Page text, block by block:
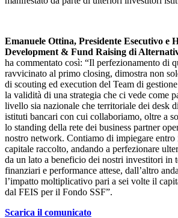
Emanuele Ottina, Presidente Esecutivo e
Development & Fund Raising di
ha commentato così: “Il perfezionamento di
ravvicinato al primo closing, dimostra non
di scouting ed execution del Team di
la validità di una strategia che ci vede come
livello sia nazionale che territoriale dei desk
istituti bancari con cui collaboriamo, oltre a
lo standing della rete dei business partner
nostro network. Contiamo di impiegare
capitale raccolto, andando a perfezionare
da un lato a beneficio dei nostri investitori in
finanziari e performance attese, dall’altro
l’impatto moltiplicativo pari a sei volte il
dal FEIS per il Fondo SSF”.
Scarica il comunicato